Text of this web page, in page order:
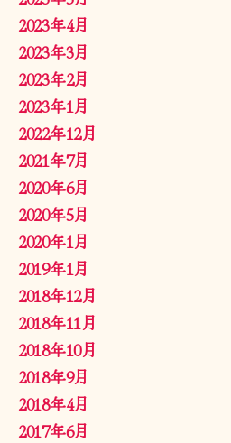
2023年4月
2023年3月
2023年2月
2023年1月
2022年12月
2021年7月
2020年6月
2020年5月
2020年1月
2019年1月
2018年12月
2018年11月
2018年10月
2018年9月
2018年4月
2017年6月